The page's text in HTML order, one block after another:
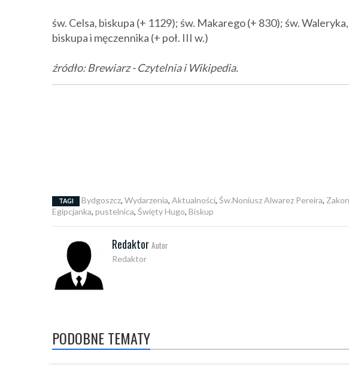
św. Celsa, biskupa (+ 1129); św. Makarego (+ 830); św.
biskupa i męczennika (+ poł. III w.)
źródło: Brewiarz - Czytelnia i Wikipedia.
TAGI Bydgoszcz, Wydarzenia, Aktualności, Św.Noniusz Alwarez Pereira,
Egipcjanka, pustelnica, Święty Hugo, Biskup
Redaktor Autor
Redaktor
PODOBNE TEMATY